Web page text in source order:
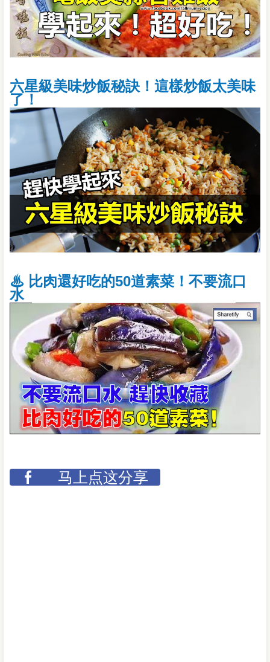
六星級美味炒飯秘訣！這樣炒飯太美味
了！
♨ 比肉還好吃的50道素菜！不要流口
水
马上点这分享